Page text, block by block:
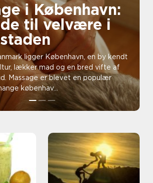
i København:
til velvære i
ligger København, en by kendt
lækker mad og en bred vifte af
Massage er blevet en populær
københav...